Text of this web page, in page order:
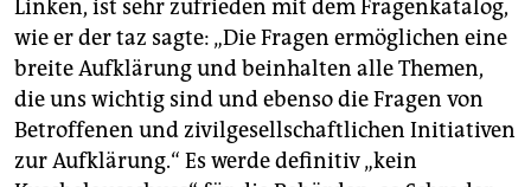
Linken, ist sehr zufrieden mit dem Fragenkatalog,
wie er der taz sagte: „Die Fragen ermöglichen eine
breite Aufklärung und beinhalten alle Themen,
die uns wichtig sind und ebenso die Fragen von
Betroffenen und zivilgesellschaftlichen Initiativen
zur Aufklärung.“ Es werde definitiv „kein